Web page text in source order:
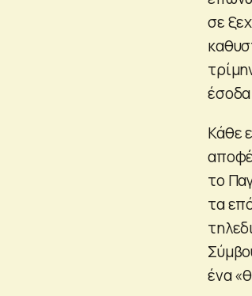
σε
Κάθε
το
τα
ένα